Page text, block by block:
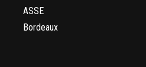
ASSE
Bordeaux